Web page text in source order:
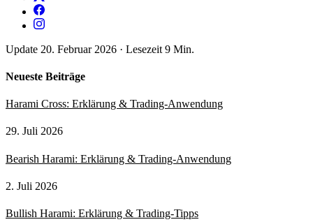
Update 20. Februar 2026 · Lesezeit 9 Min.
Neueste Beiträge
Harami Cross: Erklärung & Trading-Anwendung
29. Juli 2026
Bearish Harami: Erklärung & Trading-Anwendung
2. Juli 2026
Bullish Harami: Erklärung & Trading-Tipps